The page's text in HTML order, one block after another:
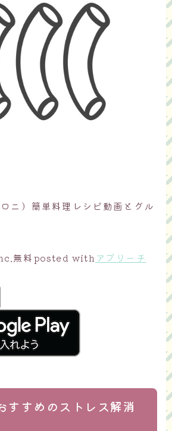
ニ）簡単料理レシピ動画とグル
無料posted with アプリーチ
すすめのストレス解消